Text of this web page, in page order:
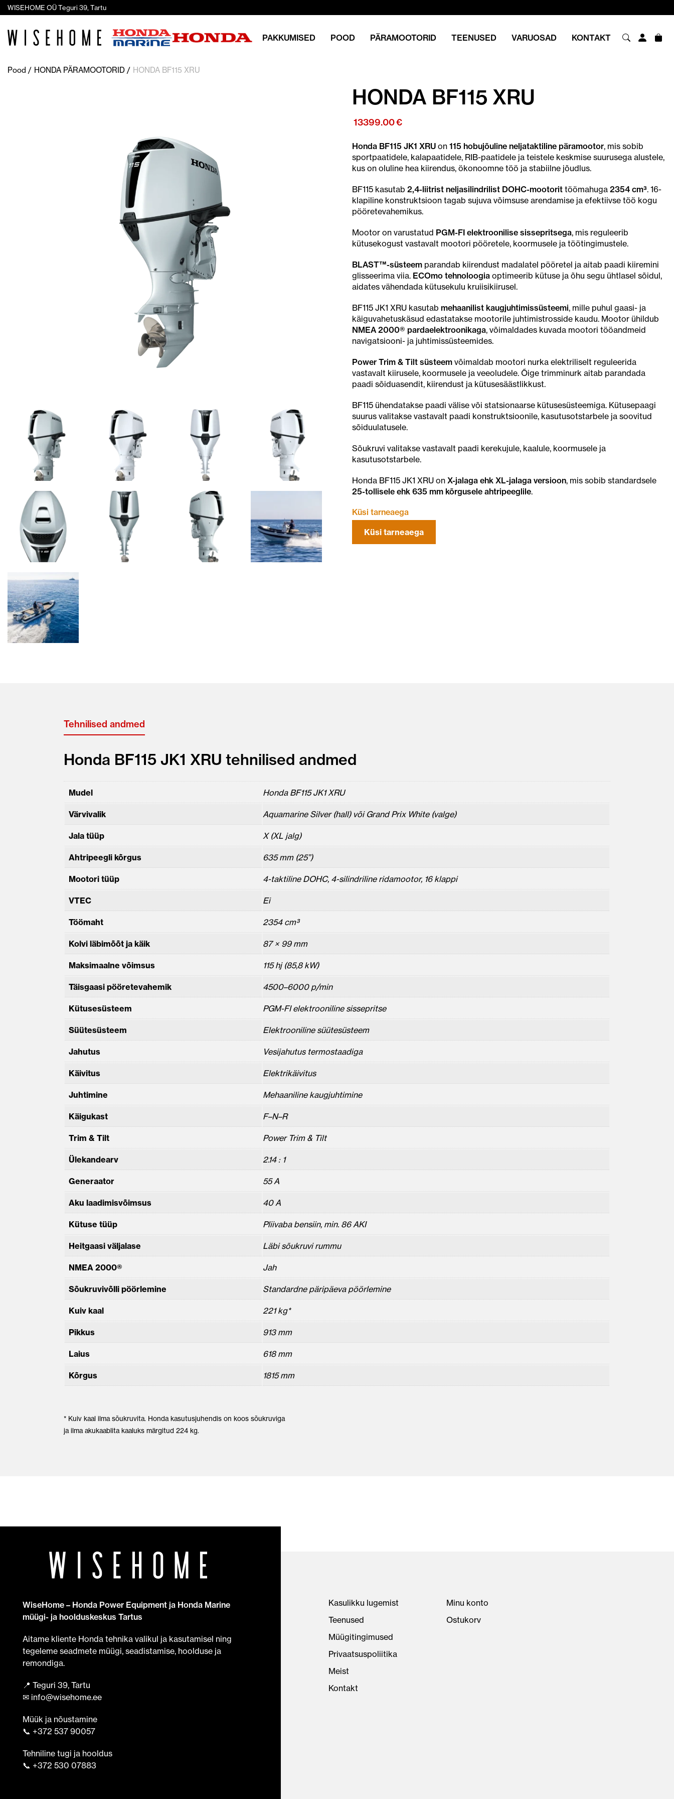
WISEHOME OÜ Teguri 39, Tartu
PAKKUMISED POOD PÄRAMOOTORID TEENUSED VARUOSAD KONTAKT
Pood HONDA PÄRAMOOTORID HONDA BF115 XRU
HONDA BF115 XRU
13399.00€
Honda BF115 JK1 XRU on 115 hobujõuline neljataktiline päramootor, mis sobib
sportpaatidele, kalapaatidele, RIB-paatidele ja teistele keskmise suurusega alustele,
kus on oluline hea kiirendus, ökonoomne töö ja stabiilne jõudlus.
BF115 kasutab 2,4-liitrist neljasilindrilist DOHC-mootorit töömahuga 2354 cm³. 16-
klapiline konstruktsioon tagab sujuva võimsuse arendamise ja efektiivse töö kogu
pööretevahemikus.
Mootor on varustatud PGM-FI elektroonilise sissepritsega, mis reguleerib
kütusekogust vastavalt mootori pööretele, koormusele ja töötingimustele.
BLAST™-süsteem parandab kiirendust madalatel pööretel ja aitab paadi kiiremini
glisseerima viia. ECOmo tehnoloogia optimeerib kütuse ja õhu segu ühtlasel sõidul,
aidates vähendada kütusekulu kruiisikiirusel.
BF115 JK1 XRU kasutab mehaanilist kaugjuhtimissüsteemi, mille puhul gaasi- ja
käiguvahetuskäsud edastatakse mootorile juhtimistrosside kaudu. Mootor ühildub
NMEA 2000® pardaelektroonikaga, võimaldades kuvada mootori tööandmeid
navigatsiooni- ja juhtimissüsteemides.
Power Trim & Tilt süsteem võimaldab mootori nurka elektriliselt reguleerida
vastavalt kiirusele, koormusele ja veeoludele. Õige trimminurk aitab parandada
paadi sõiduasendit, kiirendust ja kütusesäästlikkust.
BF115 ühendatakse paadi välise või statsionaarse kütusesüsteemiga. Kütusepaagi
suurus valitakse vastavalt paadi konstruktsioonile, kasutusotstarbele ja soovitud
sõiduulatusele.
Sõukruvi valitakse vastavalt paadi kerekujule, kaalule, koormusele ja
kasutusotstarbele.
Honda BF115 JK1 XRU on X-jalaga ehk XL-jalaga versioon, mis sobib standardsele
25-tollisele ehk 635 mm kõrgusele ahtripeeglile.
Küsi tarneaega
Küsi tarneaega
Tehnilised andmed
Honda BF115 JK1 XRU tehnilised andmed
Mudel Honda BF115 JK1 XRU
Värvivalik Aquamarine Silver (hall) või Grand Prix White (valge)
Jala tüüp X (XL jalg)
Ahtripeegli kõrgus 635 mm (25”)
Mootori tüüp 4-taktiline DOHC, 4-silindriline ridamootor, 16 klappi
VTEC Ei
Töömaht 2354 cm³
Kolvi läbimõõt ja käik 87 × 99 mm
Maksimaalne võimsus 115 hj (85,8 kW)
Täisgaasi pööretevahemik 4500–6000 p/min
Kütusesüsteem PGM-FI elektrooniline sissepritse
Süütesüsteem Elektrooniline süütesüsteem
Jahutus Vesijahutus termostaadiga
Käivitus Elektrikäivitus
Juhtimine Mehaaniline kaugjuhtimine
Käigukast F–N–R
Trim & Tilt Power Trim & Tilt
Ülekandearv 2.14 : 1
Generaator 55 A
Aku laadimisvõimsus 40 A
Kütuse tüüp Pliivaba bensiin, min. 86 AKI
Heitgaasi väljalase Läbi sõukruvi rummu
NMEA 2000® Jah
Sõukruvivõlli pöörlemine Standardne päripäeva pöörlemine
Kuiv kaal 221 kg*
Pikkus 913 mm
Laius 618 mm
Kõrgus 1815 mm
* Kuiv kaal ilma sõukruvita. Honda kasutusjuhendis on koos sõukruviga
ja ilma akukaablita kaaluks märgitud 224 kg.
WiseHome – Honda Power Equipment ja Honda Marine
müügi- ja hoolduskeskus Tartus
Aitame kliente Honda tehnika valikul ja kasutamisel ning
tegeleme seadmete müügi, seadistamise, hoolduse ja
remondiga.
📍 Teguri 39, Tartu
✉ info@wisehome.ee
Müük ja nõustamine
📞 +372 537 90057
Tehniline tugi ja hooldus
📞 +372 530 07883
Kasulikku lugemist
Teenused
Müügitingimused
Privaatsuspoliitika
Meist
Kontakt
Minu konto
Ostukorv